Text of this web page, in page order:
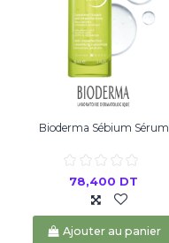
Bioderma Sébium Sérum
78,400 DT
Ajouter au panier